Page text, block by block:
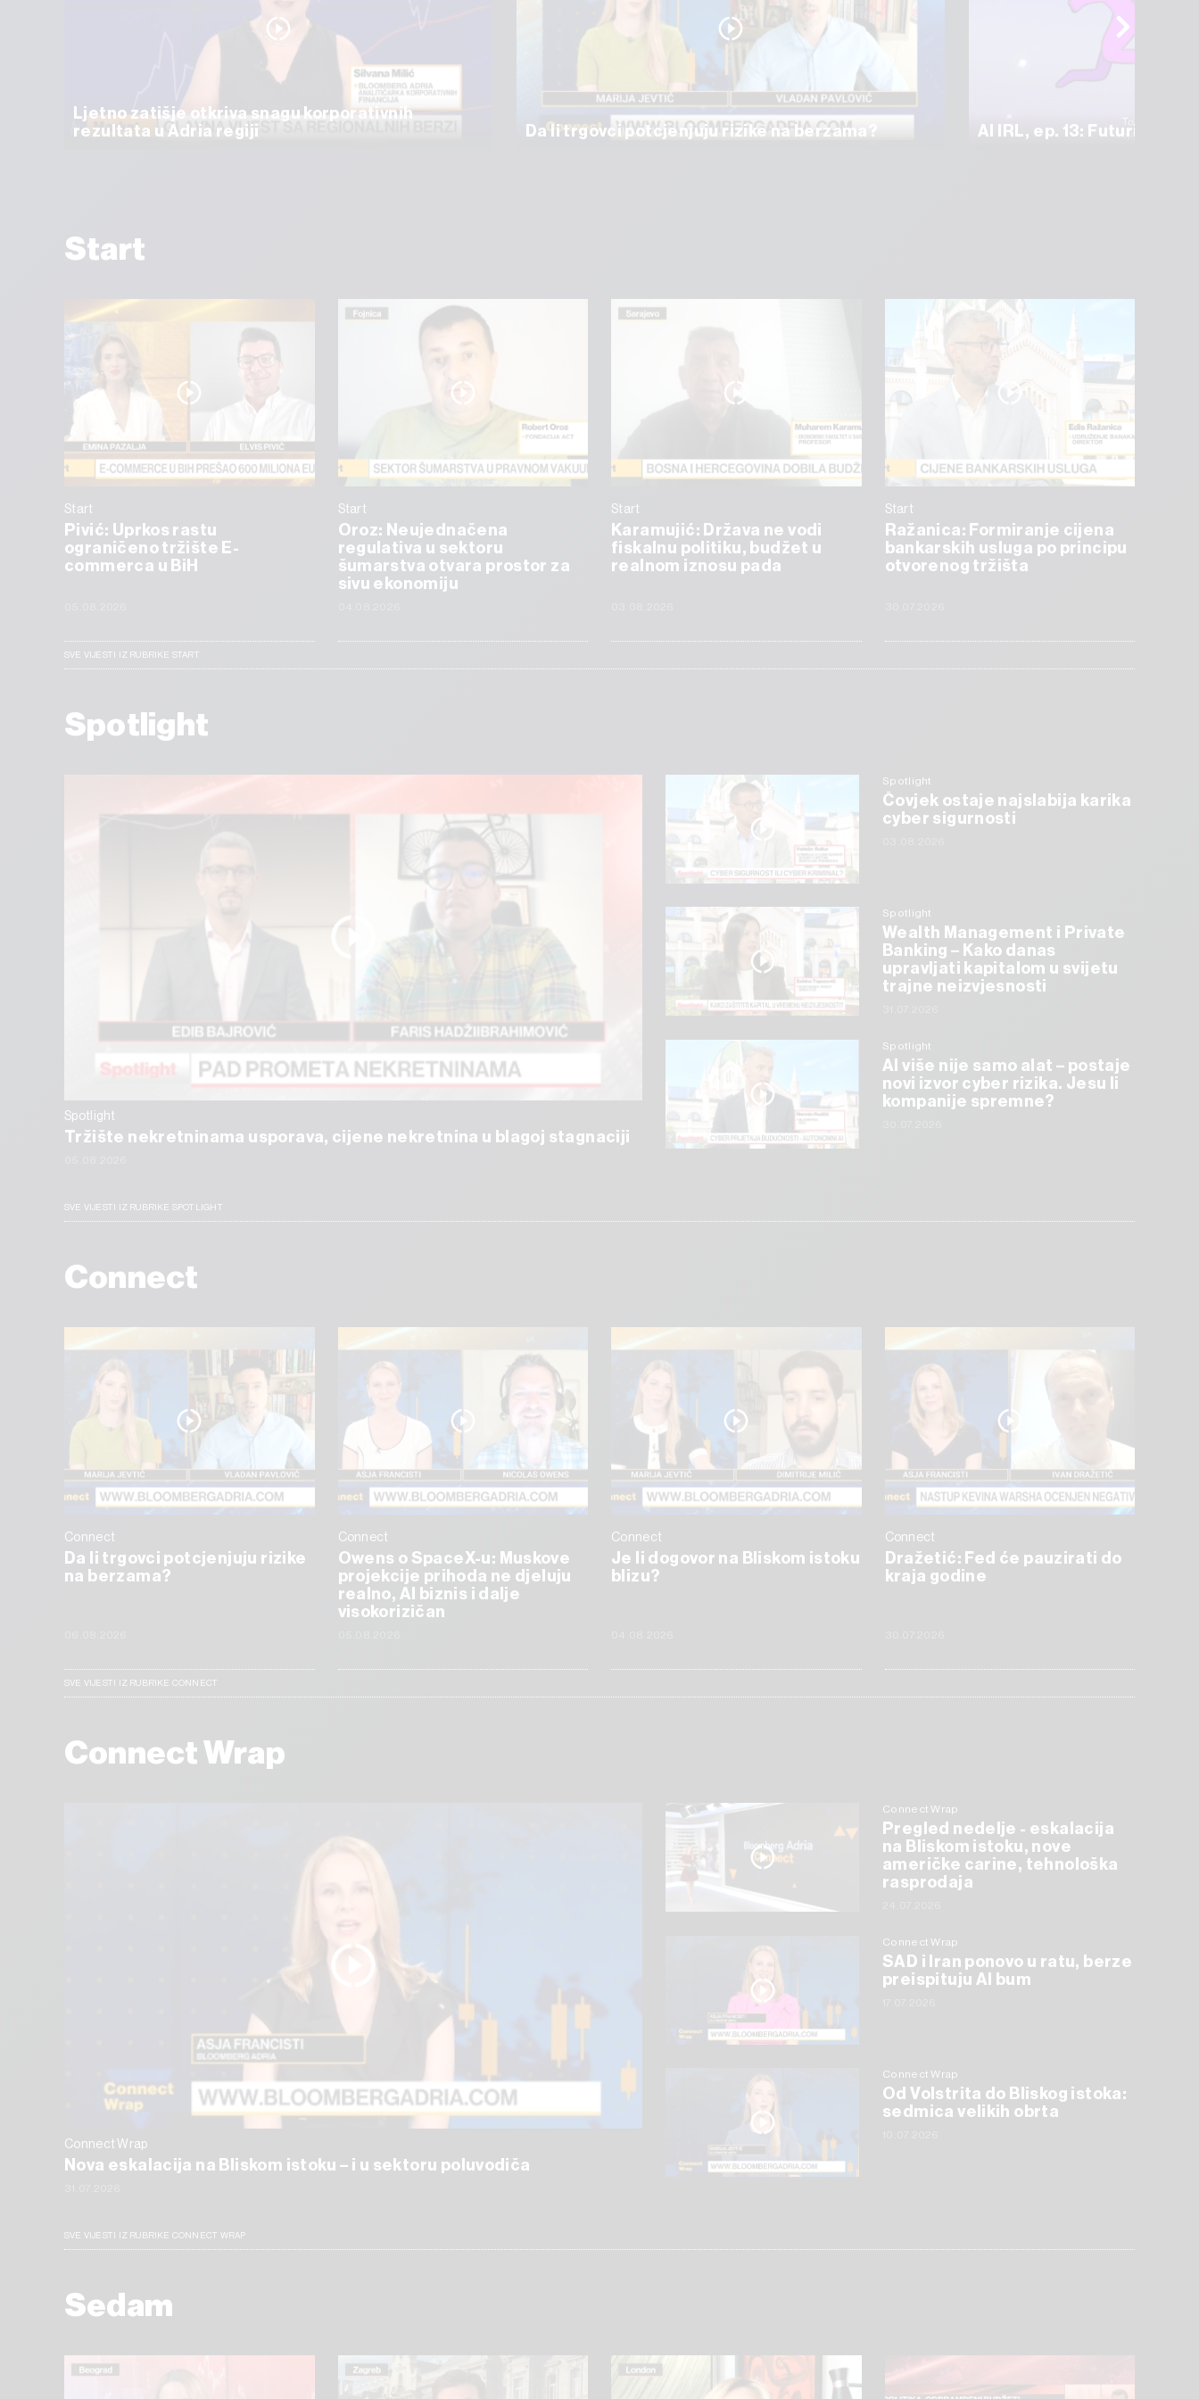
Ljetno zatišje otkriva snagu korporativnih
rezultata u Adria regiji
Da li trgovci potcjenjuju rizike na berzama? AI IRL, ep. 13: Futuristi
Start
Start
Pivić: Uprkos rastu
ograničeno tržište E-
commerca u BiH
Start
Oroz: Neujednačena
regulativa u sektoru
šumarstva otvara prostor za
sivu ekonomiju
Start
Karamujić: Država ne vodi
fiskalnu politiku, budžet u
realnom iznosu pada
Start
Ražanica: Formiranje cijena
bankarskih usluga po principu
otvorenog tržišta
SVE VIJESTI IZ RUBRIKE START
Spotlight
Spotlight
Tržište nekretninama usporava, cijene nekretnina u blagoj stagnaciji
Spotlight
Čovjek ostaje najslabija karika
cyber sigurnosti
Spotlight
Wealth Management i Private
Banking – Kako danas
upravljati kapitalom u svijetu
trajne neizvjesnosti
Spotlight
AI više nije samo alat – postaje
novi izvor cyber rizika. Jesu li
kompanije spremne?
SVE VIJESTI IZ RUBRIKE SPOTLIGHT
Connect
Connect
Da li trgovci potcjenjuju rizike
na berzama?
Connect
Owens o SpaceX-u: Muskove
projekcije prihoda ne djeluju
realno, AI biznis i dalje
visokorizičan
Connect
Je li dogovor na Bliskom istoku
blizu?
Connect
Dražetić: Fed će pauzirati do
kraja godine
SVE VIJESTI IZ RUBRIKE CONNECT
Connect Wrap
Connect Wrap
Nova eskalacija na Bliskom istoku – i u sektoru poluvodiča
Connect Wrap
Pregled nedelje - eskalacija
na Bliskom istoku, nove
američke carine, tehnološka
rasprodaja
Connect Wrap
SAD i Iran ponovo u ratu, berze
preispituju AI bum
Connect Wrap
Od Volstrita do Bliskog istoka:
sedmica velikih obrta
SVE VIJESTI IZ RUBRIKE CONNECT WRAP
Sedam